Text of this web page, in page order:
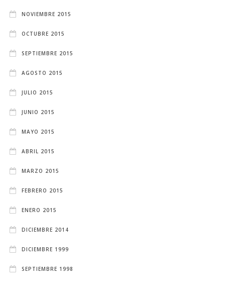
NOVIEMBRE 2015
OCTUBRE 2015
SEPTIEMBRE 2015
AGOSTO 2015
JULIO 2015
JUNIO 2015
MAYO 2015
ABRIL 2015
MARZO 2015
FEBRERO 2015
ENERO 2015
DICIEMBRE 2014
DICIEMBRE 1999
SEPTIEMBRE 1998